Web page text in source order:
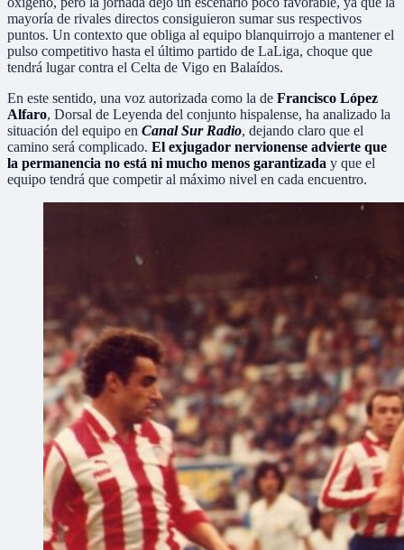
mayoría de rivales directos consiguieron sumar sus respectivos
puntos. Un contexto que obliga al equipo blanquirrojo a mantener el
pulso competitivo hasta el último partido de LaLiga, choque que
tendrá lugar contra el Celta de Vigo en Balaídos.
En este sentido, una voz autorizada como la de Francisco López
Alfaro, Dorsal de Leyenda del conjunto hispalense, ha analizado la
situación del equipo en Canal Sur Radio, dejando claro que el
camino será complicado. El exjugador nervionense advierte que
la permanencia no está ni mucho menos garantizada y que el
equipo tendrá que competir al máximo nivel en cada encuentro.